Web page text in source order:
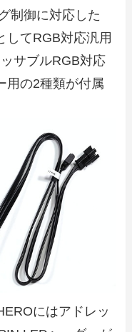
制御に対応した
してRGB対応汎用
サブルRGB対応
用の2種類が付属
にはアドレッ